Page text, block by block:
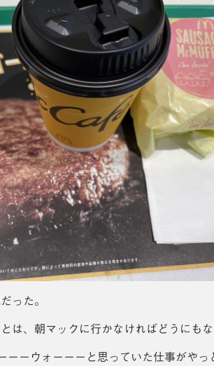
った。
は、朝マックに行かなければどうにも
ーーウォーーーと思っていた仕事がや